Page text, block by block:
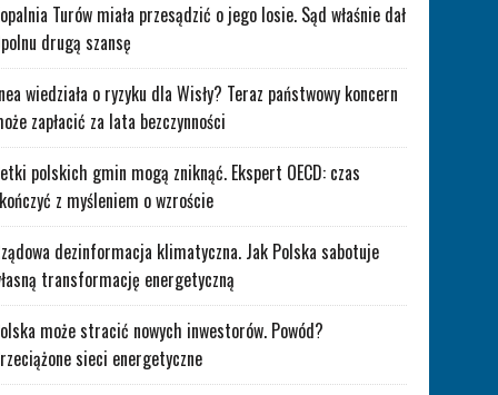
Turów miała przesądzić o jego losie. Sąd właśnie dał
drugą szansę
wiedziała o ryzyku dla Wisły? Teraz państwowy koncern
zapłacić za lata bezczynności
polskich gmin mogą zniknąć. Ekspert OECD: czas
z myśleniem o wzroście
dezinformacja klimatyczna. Jak Polska sabotuje
transformację energetyczną
może stracić nowych inwestorów. Powód?
sieci energetyczne